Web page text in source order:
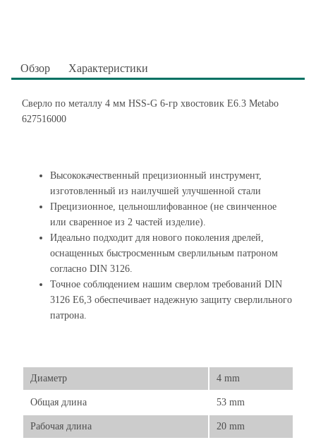
Обзор Характеристики
Сверло по металлу 4 мм HSS-G 6-гр хвостовик Е6.3 Metabo
627516000
Высококачественный прецизионный инструмент,
изготовленный из наилучшей улучшенной стали
Прецизионное, цельношлифованное (не свинченное
или сваренное из 2 частей изделие).
Идеально подходит для нового поколения дрелей,
оснащенных быстросменным сверлильным патроном
согласно DIN 3126.
Точное соблюдением нашим сверлом требований DIN
3126 E6,3 обеспечивает надежную защиту сверлильного
патрона.
Диаметр 4 mm
Общая длина 53 mm
Рабочая длина 20 mm